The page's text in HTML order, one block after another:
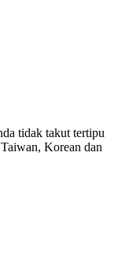
tidak takut tertipu
Korean dan